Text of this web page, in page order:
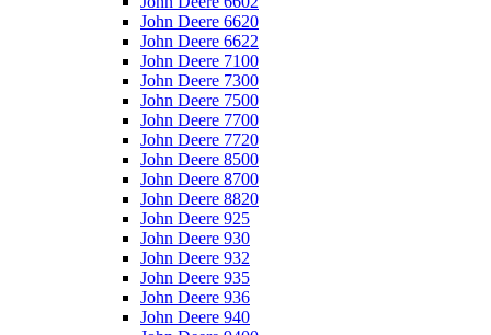
John Deere 6620
John Deere 6622
John Deere 7100
John Deere 7300
John Deere 7500
John Deere 7700
John Deere 7720
John Deere 8500
John Deere 8700
John Deere 8820
John Deere 925
John Deere 930
John Deere 932
John Deere 935
John Deere 936
John Deere 940